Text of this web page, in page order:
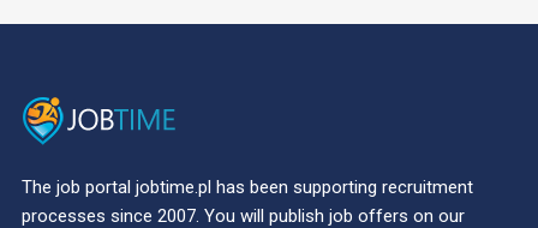
The job portal jobtime.pl has been supporting recruitment
processes since 2007. You will publish job offers on our